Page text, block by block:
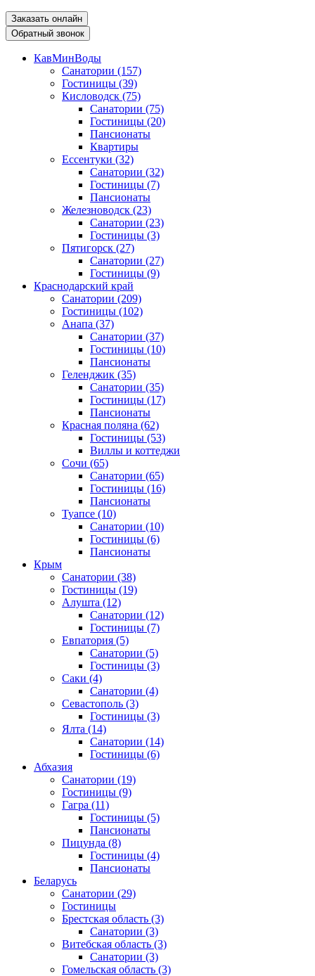
Заказать онлайн
Обратный звонок
КавМинВоды
Санатории (157)
Гостиницы (39)
Кисловодск (75)
Санатории (75)
Гостиницы (20)
Пансионаты
Квартиры
Ессентуки (32)
Санатории (32)
Гостиницы (7)
Пансионаты
Железноводск (23)
Санатории (23)
Гостиницы (3)
Пятигорск (27)
Санатории (27)
Гостиницы (9)
Краснодарский край
Санатории (209)
Гостиницы (102)
Анапа (37)
Санатории (37)
Гостиницы (10)
Пансионаты
Геленджик (35)
Санатории (35)
Гостиницы (17)
Пансионаты
Красная поляна (62)
Гостиницы (53)
Виллы и коттеджи
Сочи (65)
Санатории (65)
Гостиницы (16)
Пансионаты
Туапсе (10)
Санатории (10)
Гостиницы (6)
Пансионаты
Крым
Санатории (38)
Гостиницы (19)
Алушта (12)
Санатории (12)
Гостиницы (7)
Евпатория (5)
Санатории (5)
Гостиницы (3)
Саки (4)
Санатории (4)
Севастополь (3)
Гостиницы (3)
Ялта (14)
Санатории (14)
Гостиницы (6)
Абхазия
Санатории (19)
Гостиницы (9)
Гагра (11)
Гостиницы (5)
Пансионаты
Пицунда (8)
Гостиницы (4)
Пансионаты
Беларусь
Санатории (29)
Гостиницы
Брестская область (3)
Санатории (3)
Витебская область (3)
Санатории (3)
Гомельская область (3)